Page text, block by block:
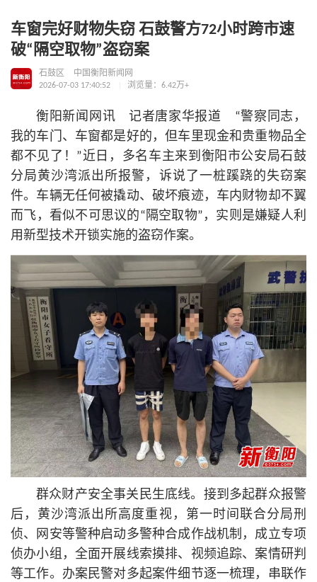
车窗完好财物失窃 石鼓警方72小时跨市速
破“隔空取物”盗窃案
石鼓区
中国衡阳新闻网
2026-07-03 17:40:52
浏览量：6.42万+
衡阳新闻网讯 记者唐家华报道 “警察同志，
我的车门、车窗都是好的，但车里现金和贵重物品全
都不见了！”近日，多名车主来到衡阳市公安局石鼓
分局黄沙湾派出所报警，诉说了一桩蹊跷的失窃案
件。车辆无任何被撬动、破坏痕迹，车内财物却不翼
而飞，看似不可思议的“隔空取物”，实则是嫌疑人利
用新型技术开锁实施的盗窃作案。
群众财产安全事关民生底线。接到多起群众报警
后，黄沙湾派出所高度重视，第一时间联合分局刑
侦、网安等警种启动多警种合成作战机制，成立专项
侦办小组，全面开展线索摸排、视频追踪、案情研判
等工作。办案民警对多起案件细节逐一梳理，串联作